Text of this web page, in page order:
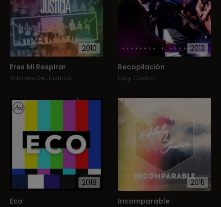
2010
Eres Mi Respirar
Arboles De Justicia
2013
Recopilación
Luigi Castro
2018
Eco
2015
Incomparable